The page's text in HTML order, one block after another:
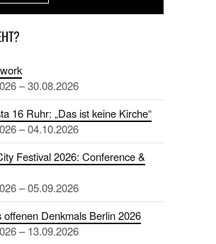
– 30.08.2026
16 Ruhr: „Das ist keine Kirche“
– 04.10.2026
Festival 2026: Conference &
– 05.09.2026
offenen Denkmals Berlin 2026
– 13.09.2026